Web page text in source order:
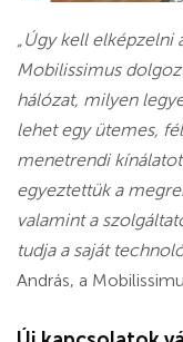
„Úgy kell
Mobilissimus
hálózat, milyen
lehet egy ütemes,
menetrendi
egyeztettük a
valamint a
tudja a saját
András, a